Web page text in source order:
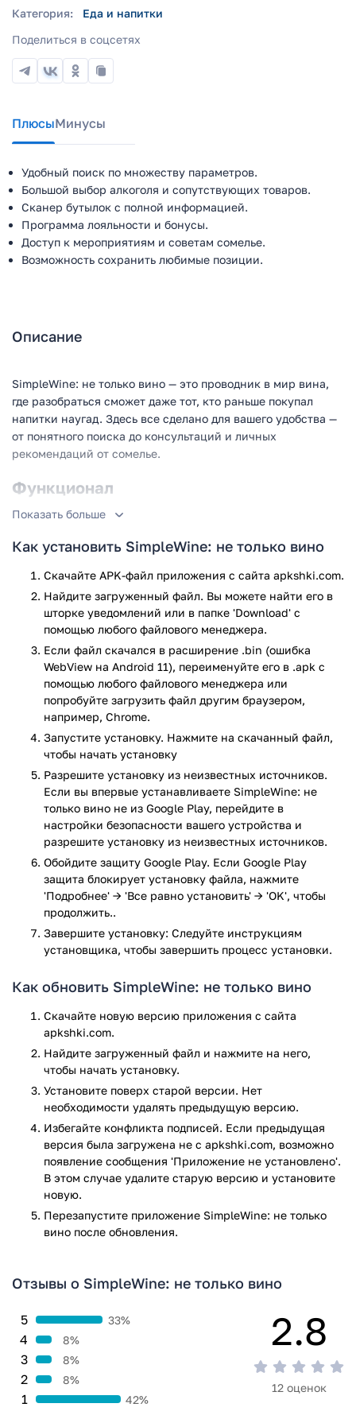
Категория:
Еда и напитки
Поделиться в соцсетях
ПлюсыМинусы
Удобный поиск по множеству параметров.
Большой выбор алкоголя и сопутствующих товаров.
Сканер бутылок с полной информацией.
Программа лояльности и бонусы.
Доступ к мероприятиям и советам сомелье.
Возможность сохранить любимые позиции.
Описание
SimpleWine: не только вино — это проводник в мир вина,
где разобраться сможет даже тот, кто раньше покупал
напитки наугад. Здесь все сделано для вашего удобства —
от понятного поиска до консультаций и личных
рекомендаций от сомелье.
Функционал
Приложение SimpleWine помогает подобрать напиток под
подарка начальнику. Каталог включает более 7000
товаров: красное и белое вино, игристое, крепкий
алкоголь, а также бокалы, книги и винные аксессуары. Вы
можете использовать фильтры, искать по названию,
региону, стилю или просто ввести фразу вроде «фруктовое
красное вино» — и получите результат. Вся продукция
проходит строгий отбор экспертами, так что качество
гарантировано. Можно найти ближайшую винотеку через
встроенную карту, посмотреть, есть ли там интересующие
позиции, и даже узнать о предстоящих дегустациях и
Приятный бонус — возможность получить рекомендации,
оформить заказ в пару кликов и сразу сохранить
понравившиеся позиции в избранное. Отдельного
внимания заслуживает сканер штрихкодов. Просто
наведите камеру на бутылку — и получите всю нужную
информацию: от рейтинга до наличия акций. А если
хочется сэкономить — вступайте в программу лояльности
или поделитесь приложением с друзьями и получите
бонусы.
SimpleWine: не только вино — это личный гид по миру
качественных напитков. Оно помогает не теряться среди
Хотите удивить гостей, порадовать близких или просто
попробовать что-то новое — заходите в SimpleWine. Здесь
не нужно разбираться в тонкостях — просто доверьтесь
приложению, и оно подскажет, какое вино действительно
стоит вашего внимания.
Приложение SimpleWine: не только вино прошло проверку
антивирусом VirusTotal. В результате проверки по всем
последним сигнатурам заражения файлов не выявлено.
Показать больше
Как установить SimpleWine: не только вино
Скачайте APK-файл приложения с сайта apkshki.com.
Найдите загруженный файл. Вы можете найти его в
шторке уведомлений или в папке 'Download' с
помощью любого файлового менеджера.
Если файл скачался в расширение .bin (ошибка
WebView на Android 11), переименуйте его в .apk с
помощью любого файлового менеджера или
попробуйте загрузить файл другим браузером,
например, Chrome.
Запустите установку. Нажмите на скачанный файл,
чтобы начать установку
Разрешите установку из неизвестных источников.
Если вы впервые устанавливаете SimpleWine: не
только вино не из Google Play, перейдите в
настройки безопасности вашего устройства и
разрешите установку из неизвестных источников.
Обойдите защиту Google Play. Если Google Play
защита блокирует установку файла, нажмите
'Подробнее' → 'Все равно установить' → 'OK', чтобы
продолжить..
Завершите установку: Следуйте инструкциям
установщика, чтобы завершить процесс установки.
Как обновить SimpleWine: не только вино
Скачайте новую версию приложения с сайта
apkshki.com.
Найдите загруженный файл и нажмите на него,
чтобы начать установку.
Установите поверх старой версии. Нет
необходимости удалять предыдущую версию.
Избегайте конфликта подписей. Если предыдущая
версия была загружена не с apkshki.com, возможно
появление сообщения 'Приложение не установлено'.
В этом случае удалите старую версию и установите
новую.
Перезапустите приложениe SimpleWine: не только
вино после обновления.
Отзывы о SimpleWine: не только вино
1 42%
2 8%
3 8%
4 8%
5 33% 2.8
12 оценок